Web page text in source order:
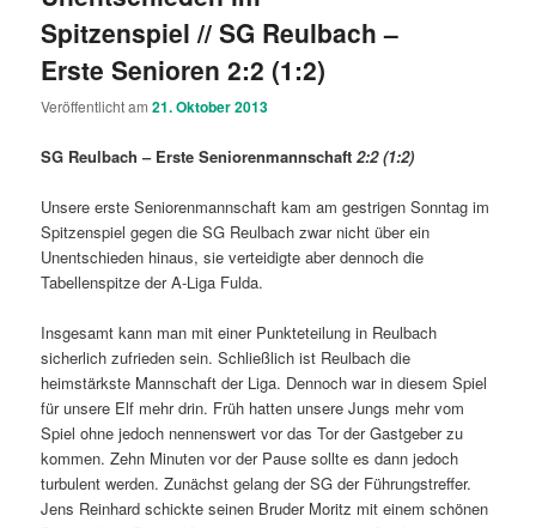
Spitzenspiel // SG Reulbach –
Erste Senioren 2:2 (1:2)
Veröffentlicht am21. Oktober 2013
SG Reulbach – Erste Seniorenmannschaft2:2 (1:2)
Unsere erste Seniorenmannschaft kam am gestrigen Sonntag im
Spitzenspiel gegen die SG Reulbach zwar nicht über ein
Unentschieden hinaus, sie verteidigte aber dennoch die
Tabellenspitze der A-Liga Fulda.
Insgesamt kann man mit einer Punkteteilung in Reulbach
sicherlich zufrieden sein. Schließlich ist Reulbach die
heimstärkste Mannschaft der Liga. Dennoch war in diesem Spiel
für unsere Elf mehr drin. Früh hatten unsere Jungs mehr vom
Spiel ohne jedoch nennenswert vor das Tor der Gastgeber zu
kommen. Zehn Minuten vor der Pause sollte es dann jedoch
turbulent werden. Zunächst gelang der SG der Führungstreffer.
Jens Reinhard schickte seinen Bruder Moritz mit einem schönen